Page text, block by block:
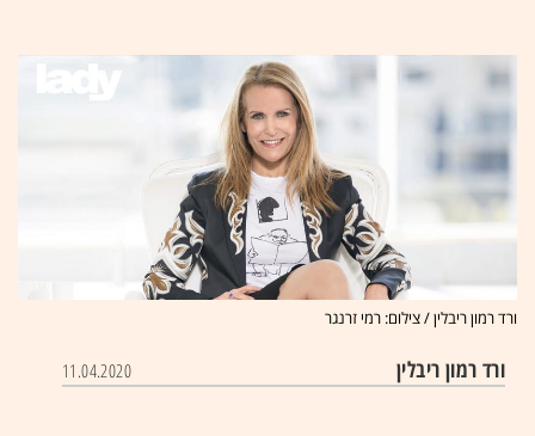
ורד רמון ריבלין / צילום: רמי זרנגר
ורד רמון ריבלין 11.04.2020